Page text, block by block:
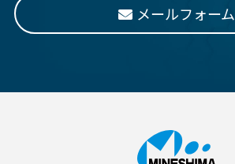
メールフォーム